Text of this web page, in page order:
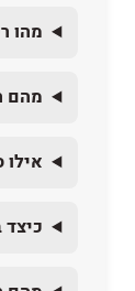
מהו
מהם
אילו
כיצד